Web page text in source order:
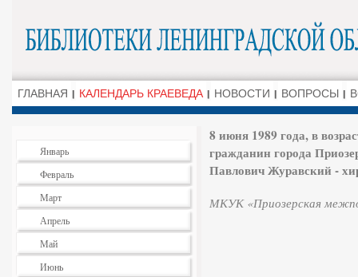
ГЛАВНАЯ КАЛЕНДАРЬ КРАЕВЕДА НОВОСТИ ВОПРОСЫ
Январь
Февраль
Март
Апрель
Май
Июнь
8 июня 1989 года, в
гражданин города
Павлович Журавский -
МКУК «Приозерская